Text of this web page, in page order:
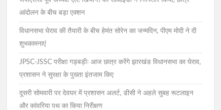
आंदोलन के बीच बड़ा एक्शन
विधानसभा घेराव की तैयारी के बीच हेमंत सोरेन का जन्मदिन, पीएम मोदी ने दी
शुभकामनाएं
JPSC-JSSC परीक्षा गड़बड़ीः आज छात्र करेंगे झारखंड विधानसभा का घेराव,
प्रशासन ने सुरक्षा के पुख्ता इंतजाम किए
दूसरी सोमवारी पर देवघर में प्रशासन अलर्ट, डीसी ने अहले सुबह रूटलाइन
और कांवरिया पथ का किया निरीक्षण